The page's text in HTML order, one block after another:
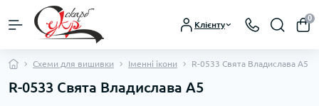
Клієнту
0
Схеми для вишивки Іменні ікони R-0533 Свята Владислава А5
R-0533 Свята Владислава А5